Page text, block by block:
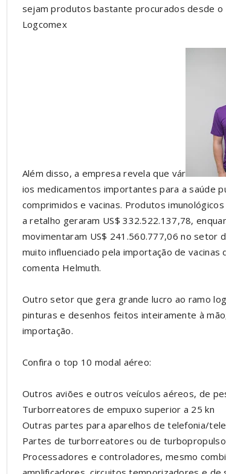
sejam produtos bastante procurados desde
Logcomex
Além disso, a empresa revela que vár
ios medicamentos importantes para a saúde
comprimidos e vacinas. Produtos
a retalho geraram US$ 332.522.137,78,
movimentaram US$ 241.560.777,06 no
muito influenciado pela importação de
comenta Helmuth.
Outro setor que gera grande lucro ao ramo
pinturas e desenhos feitos inteiramente à
importação.
Confira o top 10 modal aéreo:
Outros aviões e outros veículos aéreos, de
Turborreatores de empuxo superior a 25
Outras partes para aparelhos de telefonia/
Partes de turborreatores ou de
Processadores e controladores, mesmo